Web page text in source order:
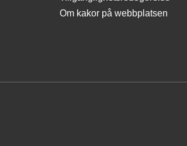
Om kakor på webbplatsen